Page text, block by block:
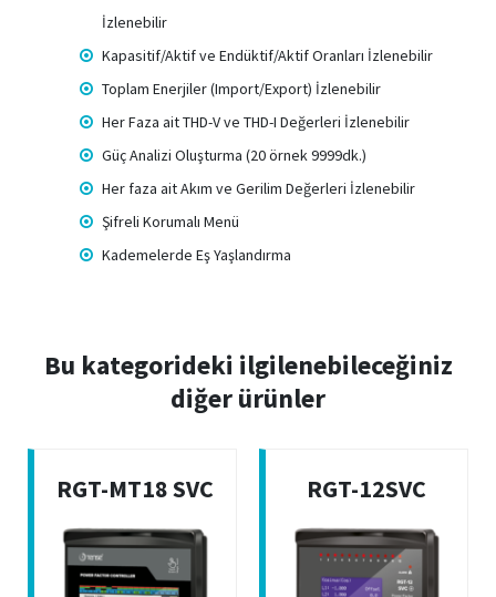
İzlenebilir
Kapasitif/Aktif ve Endüktif/Aktif Oranları İzlenebilir
Toplam Enerjiler (Import/Export) İzlenebilir
Her Faza ait THD-V ve THD-I Değerleri İzlenebilir
Güç Analizi Oluşturma (20 örnek 9999dk.)
Her faza ait Akım ve Gerilim Değerleri İzlenebilir
Şifreli Korumalı Menü
Kademelerde Eş Yaşlandırma
Bu kategorideki ilgilenebileceğiniz
diğer ürünler
RGT-MT18 SVC RGT-12SVC